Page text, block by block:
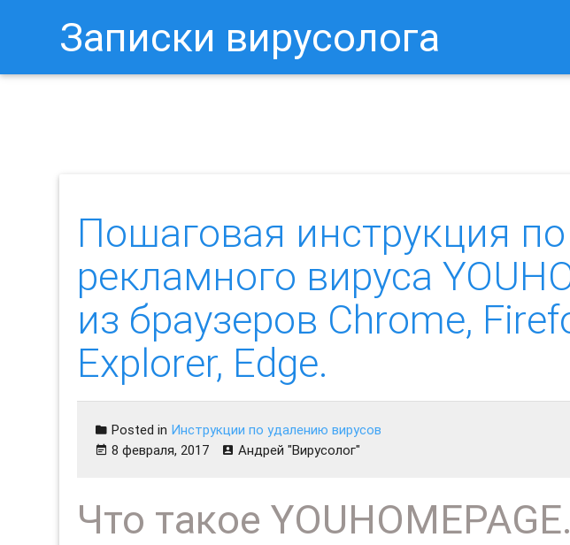
Записки вирусолога
Пошаговая инструкция
рекламного вируса
из браузеров Chrome,
Explorer, Edge.
Posted in Инструкции по удалению вирусов
8 февраля, 2017
Андрей "Вирусолог"
Что такое